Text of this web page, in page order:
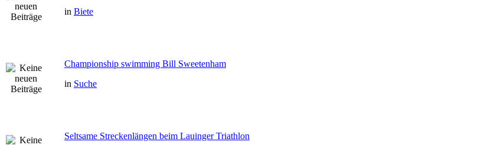
in Biete
Championship swimming Bill Sweetenham
in Suche
Seltsame Streckenlängen beim Lauinger Triathlon